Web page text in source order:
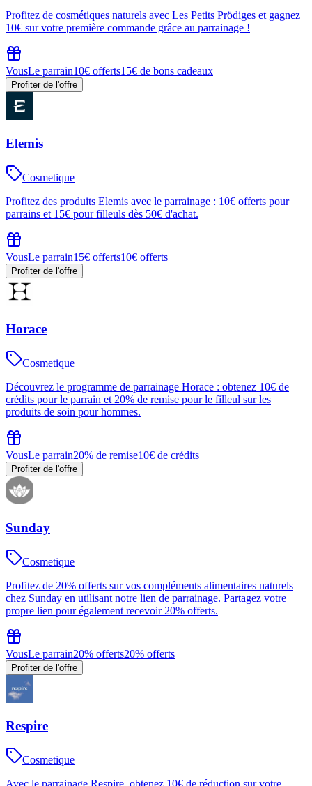
Profitez de cosmétiques naturels avec Les Petits Prödiges et gagnez
10€ sur votre première commande grâce au parrainage !
VousLe parrain10€ offerts15€ de bons cadeaux
Profiter de l'offre
Elemis
Cosmetique
Profitez des produits Elemis avec le parrainage : 10€ offerts pour
parrains et 15€ pour filleuls dès 50€ d'achat.
VousLe parrain15€ offerts10€ offerts
Profiter de l'offre
Horace
Cosmetique
Découvrez le programme de parrainage Horace : obtenez 10€ de
crédits pour le parrain et 20% de remise pour le filleul sur les
produits de soin pour hommes.
VousLe parrain20% de remise10€ de crédits
Profiter de l'offre
Sunday
Cosmetique
Profitez de 20% offerts sur vos compléments alimentaires naturels
chez Sunday en utilisant notre lien de parrainage. Partagez votre
propre lien pour également recevoir 20% offerts.
VousLe parrain20% offerts20% offerts
Profiter de l'offre
Respire
Cosmetique
Avec le parrainage Respire, obtenez 10€ de réduction sur votre